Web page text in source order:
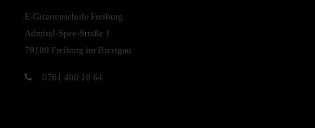
E-Gitarrenschule Freiburg
Admiral-Spee-Straße 1
79100 Freiburg im Breisgau
0761 400 10 64